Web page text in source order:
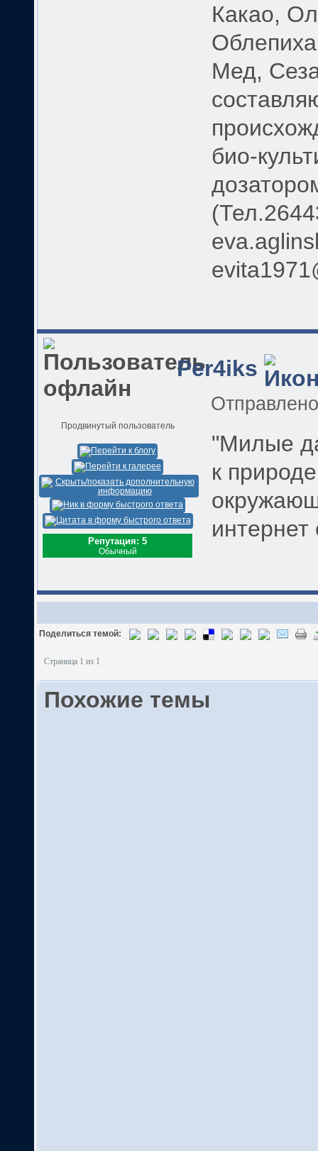
Какао,
Мед,
био-
Per4iks
Продвинутый пользователь
Репутация: 5
Обычный
"Милые
к
Поделиться темой:
Страница 1 из 1
Похожие темы